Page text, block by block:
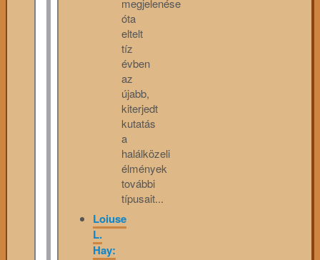
megjelenése
óta
eltelt
tíz
évben
az
újabb,
kiterjedt
kutatás
a
halálközeli
élmények
további
típusait...
Loiuse
L.
Hay: